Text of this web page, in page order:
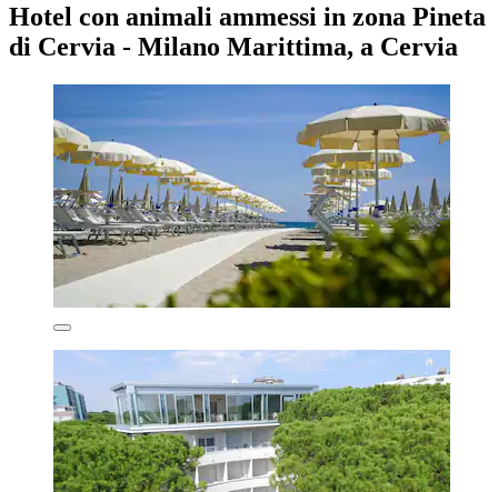
Hotel con animali ammessi in zona Pineta
di Cervia - Milano Marittima, a Cervia